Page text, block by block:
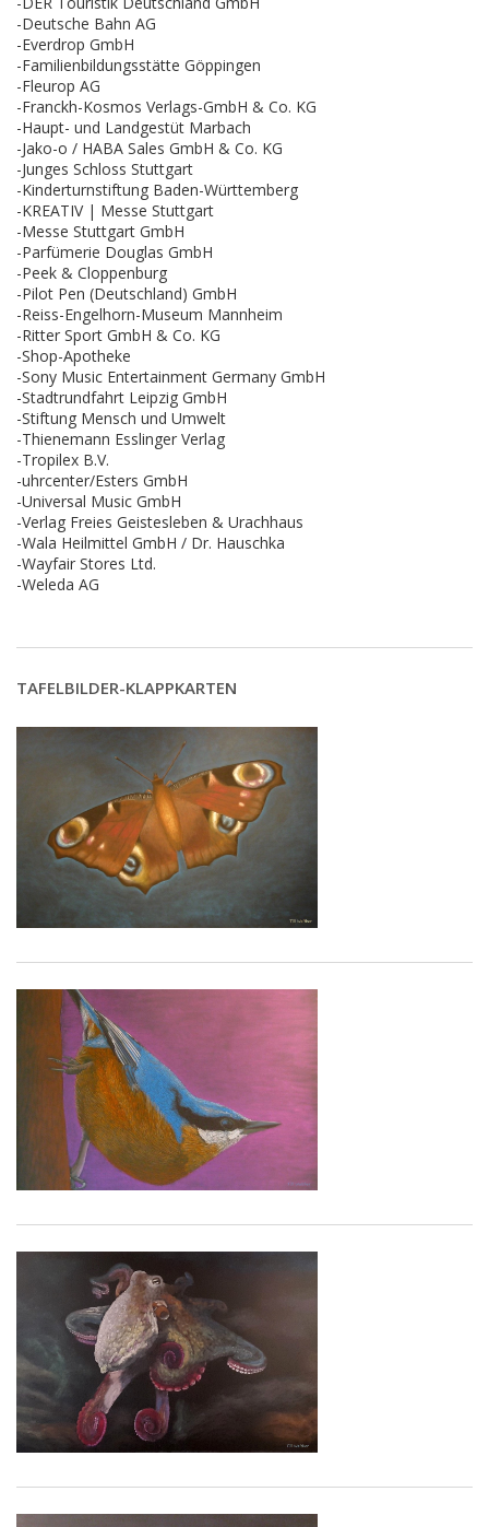
-Deutsche Bahn AG
-Everdrop GmbH
-Familienbildungsstätte Göppingen
-Fleurop AG
-Franckh-Kosmos Verlags-GmbH & Co. KG
-Haupt- und Landgestüt Marbach
-Jako-o / HABA Sales GmbH & Co. KG
-Junges Schloss Stuttgart
-Kinderturnstiftung Baden-Württemberg
-KREATIV | Messe Stuttgart
-Messe Stuttgart GmbH
-Parfümerie Douglas GmbH
-Peek & Cloppenburg
-Pilot Pen (Deutschland) GmbH
-Reiss-Engelhorn-Museum Mannheim
-Ritter Sport GmbH & Co. KG
-Shop-Apotheke
-Sony Music Entertainment Germany GmbH
-Stadtrundfahrt Leipzig GmbH
-Stiftung Mensch und Umwelt
-Thienemann Esslinger Verlag
-Tropilex B.V.
-uhrcenter/Esters GmbH
-Universal Music GmbH
-Verlag Freies Geistesleben & Urachhaus
-Wala Heilmittel GmbH / Dr. Hauschka
-Wayfair Stores Ltd.
-Weleda AG
TAFELBILDER-KLAPPKARTEN